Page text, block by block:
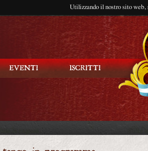
Utilizzando il nostro sito web,